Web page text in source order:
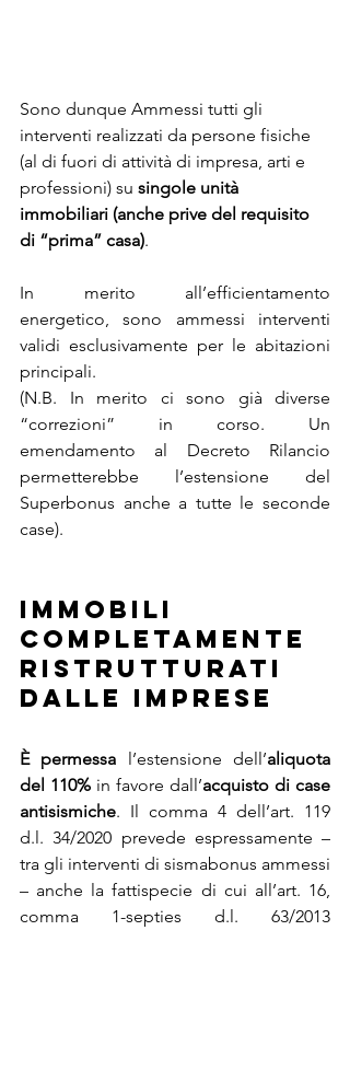
Sono dunque Ammessi tutti gli
interventi realizzati da persone fisiche
(al di fuori di attività di impresa, arti e
professioni) su singole unità
immobiliari (anche prive del requisito
di “prima” casa).
In merito all’efficientamento
energetico, sono ammessi interventi
validi esclusivamente per le abitazioni
principali.
(N.B. In merito ci sono già diverse
“correzioni” in corso. Un
emendamento al Decreto Rilancio
permetterebbe l’estensione del
Superbonus anche a tutte le seconde
case).
Immobili
completamente
ristrutturati
dalle imprese
È permessa l’estensione dell’aliquota
del 110% in favore dall’acquisto di case
antisismiche. Il comma 4 dell’art. 119
d.l. 34/2020 prevede espressamente –
tra gli interventi di sismabonus ammessi
– anche la fattispecie di cui all’art. 16,
comma 1-septies d.l. 63/2013